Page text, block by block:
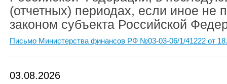
(отчетных) периодах, если иное не
законом субъекта Российской
Письмо Министерства финансов РФ №03-03-06/1/41222 от
03.08.2026